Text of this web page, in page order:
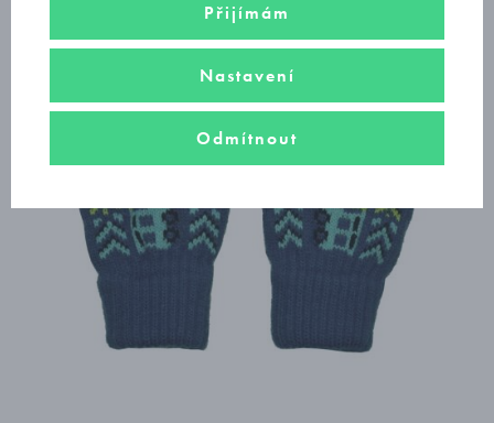
Přijímám
Nastavení
Odmítnout